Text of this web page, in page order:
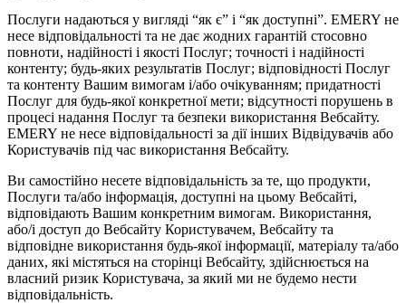
Послуги надаються у вигляді “як є” і “як доступні”. EMERY не
несе відповідальності та не дає жодних гарантій стосовно
повноти, надійності і якості Послуг; точності і надійності
контенту; будь-яких результатів Послуг; відповідності Послуг
та контенту Вашим вимогам і/або очікуванням; придатності
Послуг для будь-якої конкретної мети; відсутності порушень в
процесі надання Послуг та безпеки використання Вебсайту.
EMERY не несе відповідальності за дії інших Відвідувачів або
Користувачів під час використання Вебсайту.
Ви самостійно несете відповідальність за те, що продукти,
Послуги та/або інформація, доступні на цьому Вебсайті,
відповідають Вашим конкретним вимогам. Використання,
або/і доступ до Вебсайту Користувачем, Вебсайту та
відповідне використання будь-якої інформації, матеріалу та/або
даних, які містяться на сторінці Вебсайту, здійснюється на
власний ризик Користувача, за який ми не будемо нести
відповідальність.